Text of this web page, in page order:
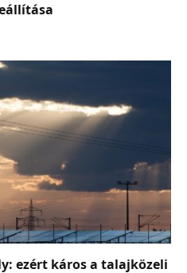
ezért káros a talajközeli